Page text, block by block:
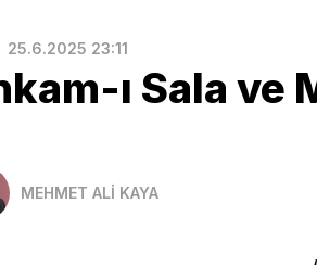
25.6.2025 23:11
ı Sala ve
MEHMET ALİ KAYA